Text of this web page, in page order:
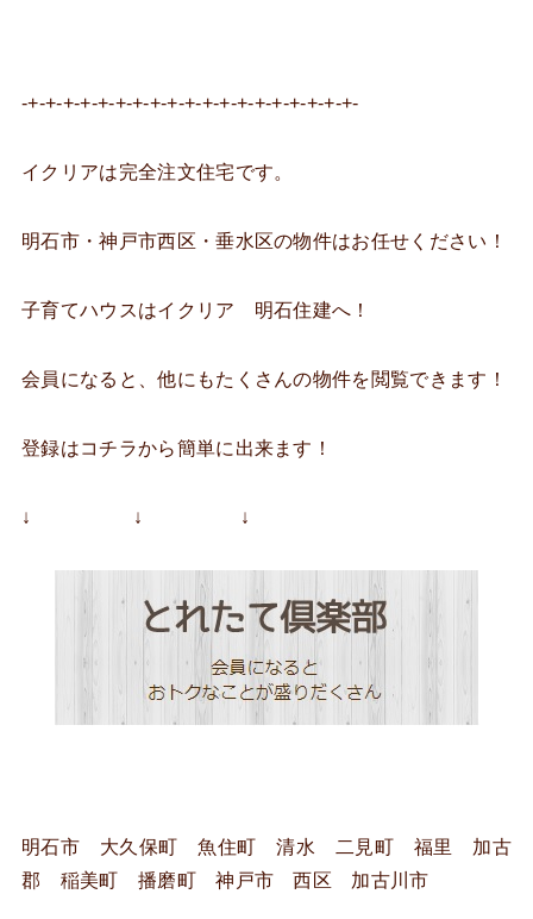
-+-+-+-+-+-+-+-+-+-+-+-+-+-+-+-+-+-+-+-
イクリアは完全注文住宅です。
明石市・神戸市西区・垂水区の物件はお任せください！
子育てハウスはイクリア 明石住建へ！
会員になると、他にもたくさんの物件を閲覧できます！
登録はコチラから簡単に出来ます！
↓ ↓ ↓
明石市 大久保町 魚住町 清水 二見町 福里 加古
郡 稲美町 播磨町 神戸市 西区 加古川市